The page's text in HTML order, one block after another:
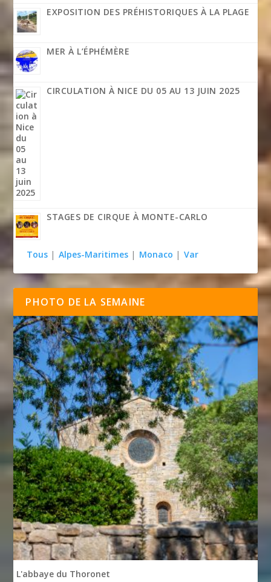
EXPOSITION DES PRÉHISTORIQUES À LA PLAGE
MER À L’ÉPHÉMÈRE
CIRCULATION À NICE DU 05 AU 13 JUIN 2025
STAGES DE CIRQUE À MONTE-CARLO
Tous | Alpes-Maritimes | Monaco | Var
PHOTO DE LA SEMAINE
L'abbaye du Thoronet